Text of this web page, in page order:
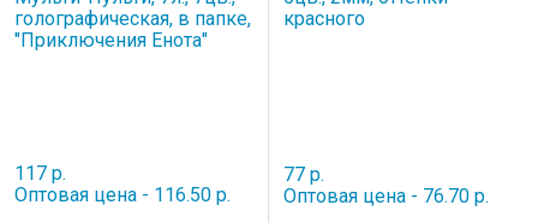
117 р.
Оптовая цена - 116.50 р.
77 р.
Оптовая цена - 76.70 р.